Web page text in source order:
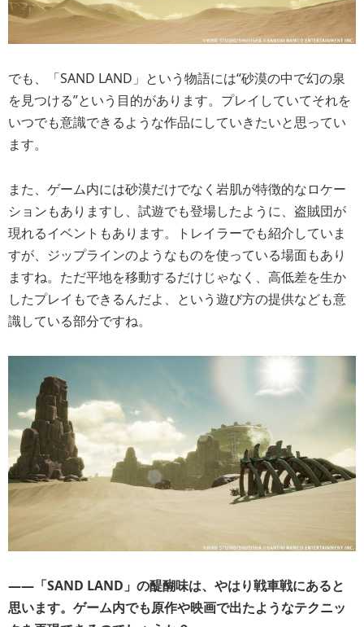
でも、「SAND LAND」という物語には“砂漠の中で幻の泉
を見つける”という目的があります。プレイしていてそれを
いつでも意識できるような作品にしていきたいと思ってい
ます。
また、ゲーム内には砂漠だけでなく岩肌が特徴的なロケー
ションもありますし、試遊でも登場したように、盗賊団が
現れるイベントもあります。トレイラーでも紹介していま
すが、ジップラインのようなものを使っている場面もあり
ますね。ただ平地を移動するだけじゃなく、高低差を生か
したプレイもできるんだよ、という遊び方の提供なども意
識している部分ですね。
――「SAND LAND」の醍醐味は、やはり戦車戦にあると
思います。ゲーム内でも原作や映画で出たようなテクニッ